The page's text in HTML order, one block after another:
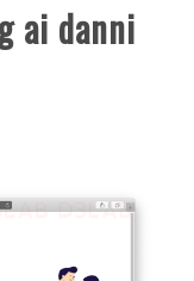
ai danni